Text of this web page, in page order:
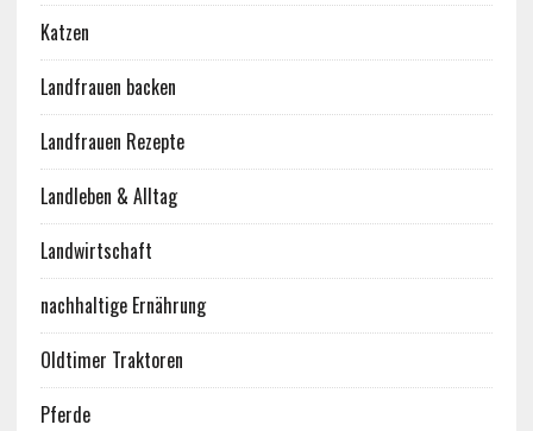
Katzen
Landfrauen backen
Landfrauen Rezepte
Landleben & Alltag
Landwirtschaft
nachhaltige Ernährung
Oldtimer Traktoren
Pferde